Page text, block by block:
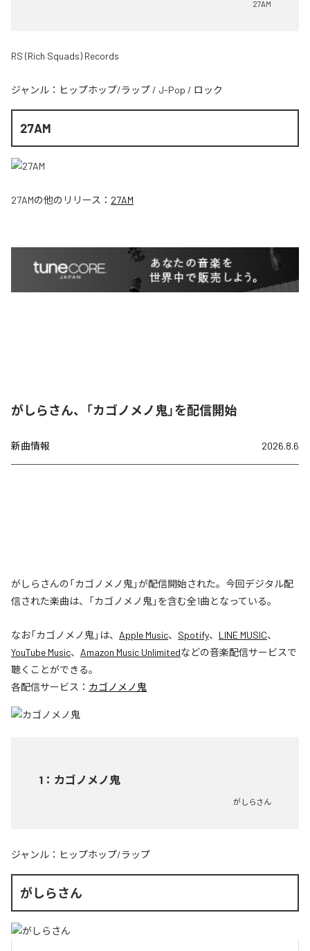
27AM
RS (Rich Squads) Records
ジャンル： ヒップホップ/ラップ / J-Pop / ロック
27AM
27AMの他のリリース： 27AM
がしらさん、「カゴノメノ鬼」を配信開始
新曲情報 2026.8.6
がしらさんの「カゴノメノ鬼」が配信開始された。今回デジタル配
信された楽曲は、「カゴノメノ鬼」を含む全1曲となっている。
なお「カゴノメノ鬼」は、 Apple Music、 Spotify、 LINE MUSIC、
YouTube Music、 Amazon Music Unlimitedなどの音楽配信サービスで
聴くことができる。
各配信サービス： カゴノメノ鬼
1 ： カゴノメノ鬼
がしらさん
ジャンル： ヒップホップ/ラップ
がしらさん